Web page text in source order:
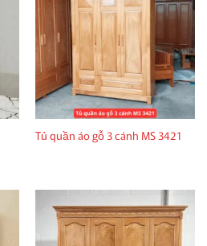
Tủ quần áo gỗ 3 cánh MS 3421